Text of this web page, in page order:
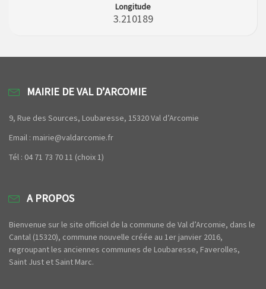
Longitude
3.210189
MAIRIE DE VAL D’ARCOMIE
9, Rue des Sources, Loubaresse, 15320 Val d’Arcomie
Email : mairie@valdarcomie.fr
Tél : 04 71 73 70 11 (choix 1)
A PROPOS
Bienvenue sur le site officiel de la commune de Val d’Arcomie, dans le
Cantal (15320), commune nouvelle créée au 1er janvier 2016,
regroupant les anciennes communes de Loubaresse, Faverolles,
Saint Just et Saint Marc.